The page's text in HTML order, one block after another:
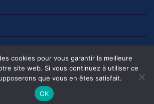
contacter
Mentions légales
de confidentialité
cookies pour vous garantir la meilleure
site web. Si vous continuez à utiliser ce
que vous en êtes satisfait.
OK